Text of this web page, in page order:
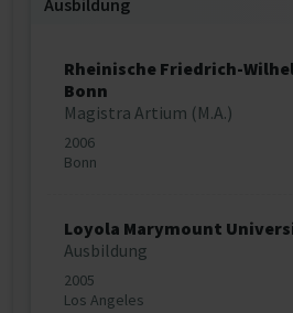
Ausbildung
Rheinische Friedrich-
Bonn
Magistra Artium (M.A.)
2006
Bonn
Loyola Marymount
Ausbildung
2005
Los Angeles